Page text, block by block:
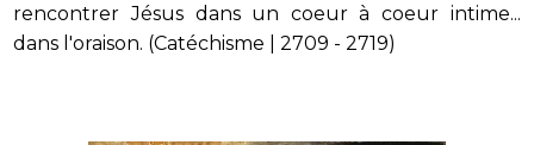
rencontrer Jésus dans un coeur à coeur intime...
dans l'oraison. (Catéchisme | 2709 - 2719)